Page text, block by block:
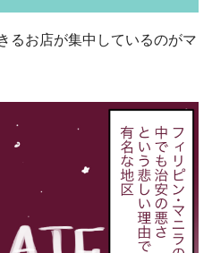
るお店が集中しているのがマ